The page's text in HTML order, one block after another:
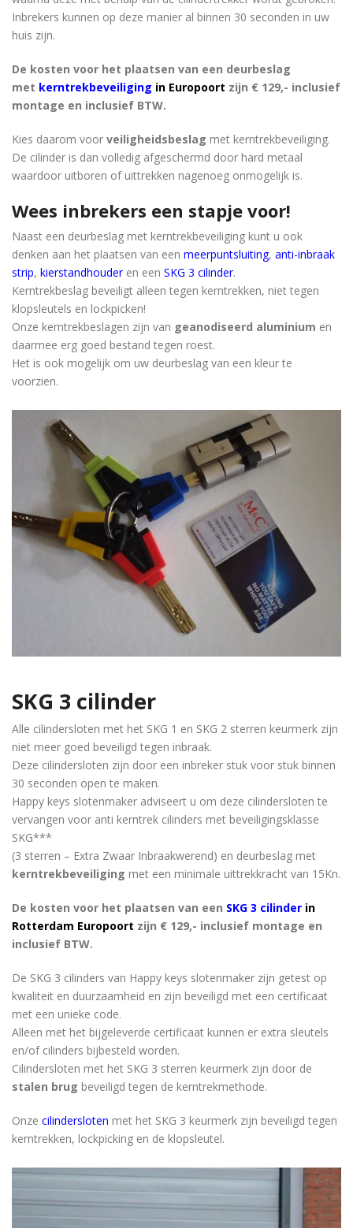
Inbrekers kunnen op deze manier al binnen 30 seconden in uw
huis zijn.
De kosten voor het plaatsen van een deurbeslag
met kerntrekbeveiliging in Europoort zijn € 129,- inclusief
montage en inclusief BTW.
Kies daarom voor veiligheidsbeslag met kerntrekbeveiliging.
De cilinder is dan volledig afgeschermd door hard metaal
waardoor uitboren of uittrekken nagenoeg onmogelijk is.
Wees inbrekers een stapje voor!
Naast een deurbeslag met kerntrekbeveiliging kunt u ook
denken aan het plaatsen van een meerpuntsluiting, anti-inbraak
strip, kierstandhouderen een SKG 3 cilinder.
Kerntrekbeslag beveiligt alleen tegen kerntrekken, niet tegen
klopsleutels en lockpicken!
Onze kerntrekbeslagen zijn van geanodiseerd aluminium en
daarmee erg goed bestand tegen roest.
Het is ook mogelijk om uw deurbeslag van een kleur te
voorzien.
SKG 3 cilinder
Alle cilindersloten met het SKG 1 en SKG 2 sterren keurmerk zijn
niet meer goed beveiligd tegen inbraak.
Deze cilindersloten zijn door een inbreker stuk voor stuk binnen
30 seconden open te maken.
Happy keys slotenmaker adviseert u om deze cilindersloten te
vervangen voor anti kerntrek cilinders met beveiligingsklasse
SKG***
(3 sterren – Extra Zwaar Inbraakwerend) en deurbeslag met
kerntrekbeveiliging met een minimale uittrekkracht van 15Kn.
De kosten voor het plaatsen van een SKG 3 cilinder in
Rotterdam Europoort zijn € 129,- inclusief montage en
inclusief BTW.
De SKG 3 cilinders van Happy keys slotenmaker zijn getest op
kwaliteit en duurzaamheid en zijn beveiligd met een certificaat
met een unieke code.
Alleen met het bijgeleverde certificaat kunnen er extra sleutels
en/of cilinders bijbesteld worden.
Cilindersloten met het SKG 3 sterren keurmerk zijn door de
stalen brug beveiligd tegen de kerntrekmethode.
Onze cilindersloten met het SKG 3 keurmerk zijn beveiligd tegen
kerntrekken, lockpicking en de klopsleutel.